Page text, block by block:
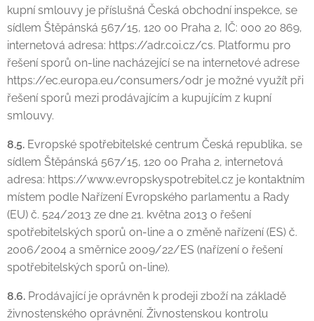
kupní smlouvy je příslušná Česká obchodní inspekce, se
sídlem Štěpánská 567/15, 120 00 Praha 2, IČ: 000 20 869,
internetová adresa: https://adr.coi.cz/cs. Platformu pro
řešení sporů on-line nacházející se na internetové adrese
https://ec.europa.eu/consumers/odr je možné využít při
řešení sporů mezi prodávajícím a kupujícím z kupní
smlouvy.
8.5. Evropské spotřebitelské centrum Česká republika, se
sídlem Štěpánská 567/15, 120 00 Praha 2, internetová
adresa: https://www.evropskyspotrebitel.cz je kontaktním
místem podle Nařízení Evropského parlamentu a Rady
(EU) č. 524/2013 ze dne 21. května 2013 o řešení
spotřebitelských sporů on-line a o změně nařízení (ES) č.
2006/2004 a směrnice 2009/22/ES (nařízení o řešení
spotřebitelských sporů on-line).
8.6. Prodávající je oprávněn k prodeji zboží na základě
živnostenského oprávnění. Živnostenskou kontrolu